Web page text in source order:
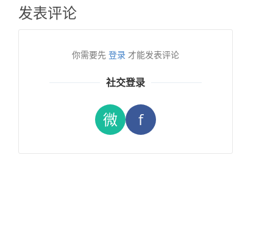
发表评论
你需要先 登录 才能发表评论
社交登录
微 f